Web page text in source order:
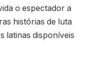
o espectador a
histórias de luta
latinas disponíveis